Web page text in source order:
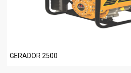
GERADOR 2500